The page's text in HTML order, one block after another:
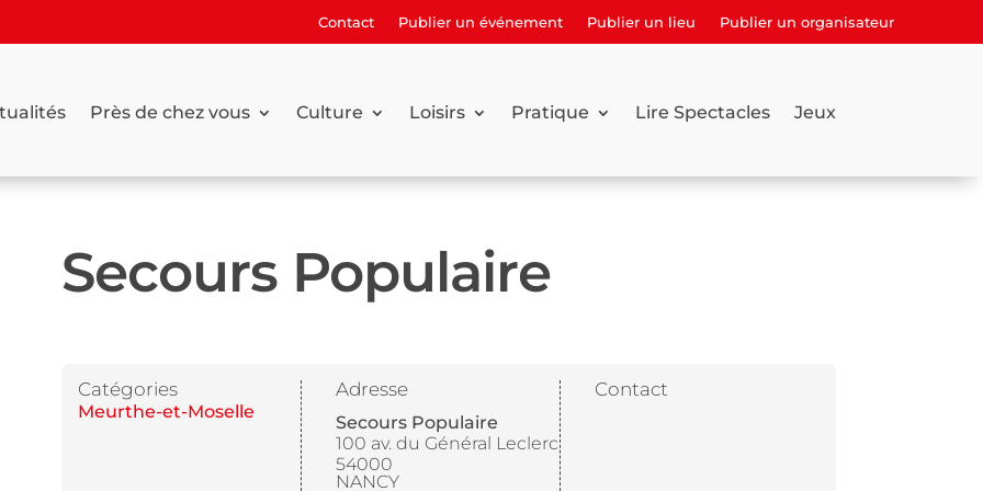
Contact Publier un événement Publier un lieu Publier un organisateur
Près de chez vous Culture Loisirs Pratique Lire Spectacles Jeux
Secours Populaire
Catégories
Meurthe-et-Moselle
Adresse
Secours Populaire
100 av. du Général Leclerc
54000
NANCY
Contact